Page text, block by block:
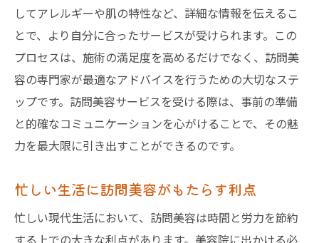
訪問美容で施術を受ける前に知っておくべき準
備と心得
訪問美容施術前に整えるべき自宅環境
スタイリストへの配慮とコミュニケーショ
ン
施術を受ける際の心構えとマナー
必要な道具やスペースの準備
施術前に確認したい健康状態
訪問美容のプロを自宅に招く際の最重要ポイン
してアレルギーや肌の特性など、詳細な情報を伝えるこ
とで、より自分に合ったサービスが受けられます。この
プロセスは、施術の満足度を高めるだけでなく、訪問美
容の専門家が最適なアドバイスを行うための大切なステ
ップです。訪問美容サービスを受ける際は、事前の準備
と的確なコミュニケーションを心がけることで、その魅
力を最大限に引き出すことができるのです。
忙しい生活に訪問美容がもたらす利点
忙しい現代生活において、訪問美容は時間と労力を節約
する上での大きな利点があります。美容院に出かける必